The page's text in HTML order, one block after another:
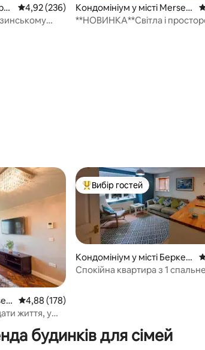
Середня оцінка: 4,92 з 5, відгуки: 236
4,92 (236)
Кондомініум у місті Mersey
side
**НОВИНКА**Світла і
Середня оцінка: 4,88 з 5, відгуки: 178
4,88 (178)
життя, у
Топ вибір гостей
Вибір гостей
Кондомініум у місті Беркен
гед
Спокійна квартира з 1
будинків для сімей